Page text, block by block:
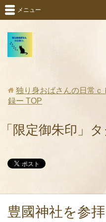
メニュー
独り身おばさんの日常
録ー TOP
「限定御朱印」
豊國神社を参